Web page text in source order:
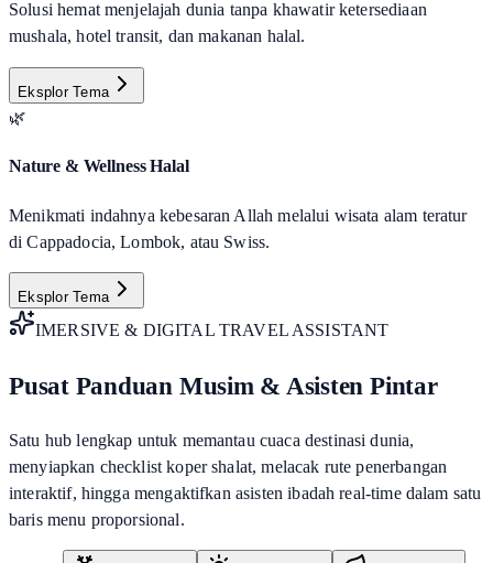
Solusi hemat menjelajah dunia tanpa khawatir ketersediaan
mushala, hotel transit, dan makanan halal.
Eksplor Tema
🌿
Nature & Wellness Halal
Menikmati indahnya kebesaran Allah melalui wisata alam teratur
di Cappadocia, Lombok, atau Swiss.
Eksplor Tema
IMERSIVE & DIGITAL TRAVEL ASSISTANT
Pusat Panduan Musim & Asisten Pintar
Satu hub lengkap untuk memantau cuaca destinasi dunia,
menyiapkan checklist koper shalat, melacak rute penerbangan
interaktif, hingga mengaktifkan asisten ibadah real-time dalam satu
baris menu proporsional.